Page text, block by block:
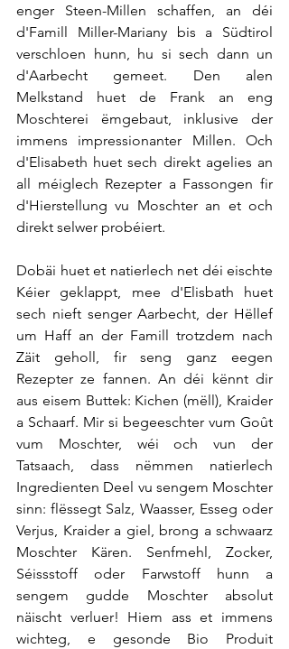
enger Steen-Millen schaffen, an déi
d'Famill Miller-Mariany bis a Südtirol
verschloen hunn, hu si sech dann un
d'Aarbecht gemeet. Den alen
Melkstand huet de Frank an eng
Moschterei ëmgebaut, inklusive der
immens impressionanter Millen. Och
d'Elisabeth huet sech direkt agelies an
all méiglech Rezepter a Fassongen fir
d'Hierstellung vu Moschter an et och
direkt selwer probéiert.
Dobäi huet et natierlech net déi eischte
Kéier geklappt, mee d'Elisbath huet
sech nieft senger Aarbecht, der Hëllef
um Haff an der Famill trotzdem nach
Zäit geholl, fir seng ganz eegen
Rezepter ze fannen. An déi kënnt dir
aus eisem Buttek: Kichen (mëll), Kraider
a Schaarf. Mir si begeeschter vum Goût
vum Moschter, wéi och vun der
Tatsaach, dass nëmmen natierlech
Ingredienten Deel vu sengem Moschter
sinn: flëssegt Salz, Waasser, Esseg oder
Verjus, Kraider a giel, brong a schwaarz
Moschter Kären. Senfmehl, Zocker,
Séissstoff oder Farwstoff hunn a
sengem gudde Moschter absolut
näischt verluer! Hiem ass et immens
wichteg, e gesonde Bio Produit